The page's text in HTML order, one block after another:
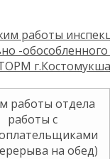
работы
-обособленного
работы отдела
работы с
на обед)